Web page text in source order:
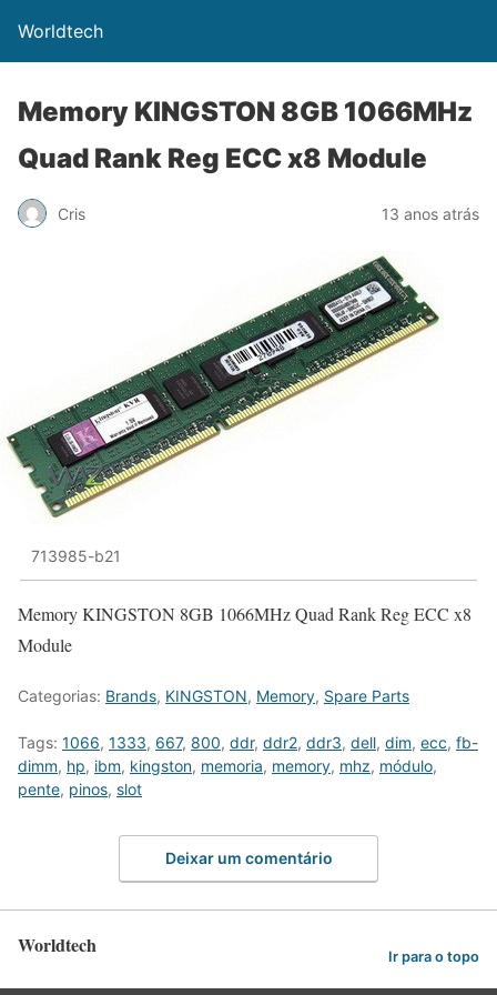
Worldtech
Memory KINGSTON 8GB 1066MHz
Quad Rank Reg ECC x8 Module
Cris 13 anos atrás
713985-b21
Memory KINGSTON 8GB 1066MHz Quad Rank Reg ECC x8
Module
Categorias: Brands, KINGSTON, Memory, Spare Parts
Tags: 1066, 1333, 667, 800, ddr, ddr2, ddr3, dell, dim, ecc, fb-
dimm, hp, ibm, kingston, memoria, memory, mhz, módulo,
pente, pinos, slot
Deixar um comentário
Worldtech Ir para o topo